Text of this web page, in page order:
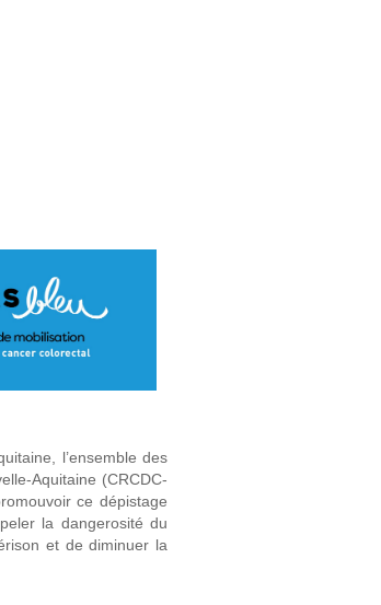
l’ensemble des
Aquitaine (CRCDC-
ce dépistage
la dangerosité du
et de diminuer la